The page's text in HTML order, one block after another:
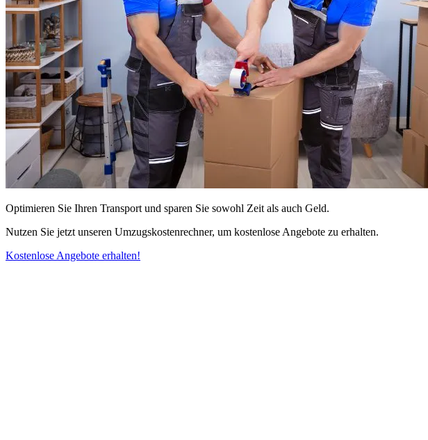
Optimieren Sie Ihren Transport und sparen Sie sowohl Zeit als auch Geld.
Nutzen Sie jetzt unseren Umzugskostenrechner, um kostenlose Angebote zu erhalten.
Kostenlose Angebote erhalten!